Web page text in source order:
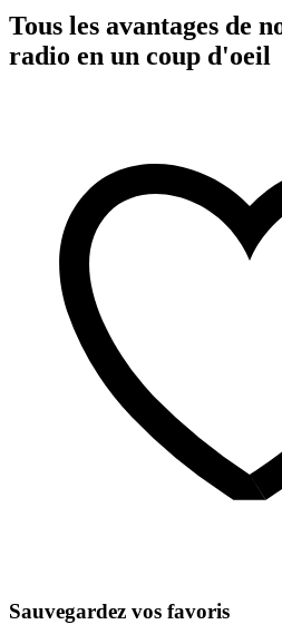
Tous les avantages de
radio en un coup d'oeil
Sauvegardez vos favoris